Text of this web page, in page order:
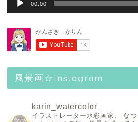
00:00
風景画☆Instagram
karin_watercolor
イラストレーター水彩画家。
な